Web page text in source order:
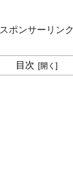
スポンサーリンク
目次